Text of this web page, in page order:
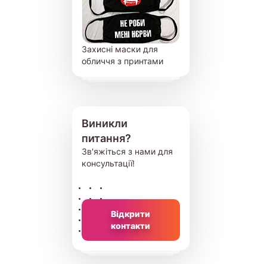
Захисні маски для
обличчя з принтами
Виникли
питання?
Зв'яжіться з нами для
консультації!
Відкрити
контакти